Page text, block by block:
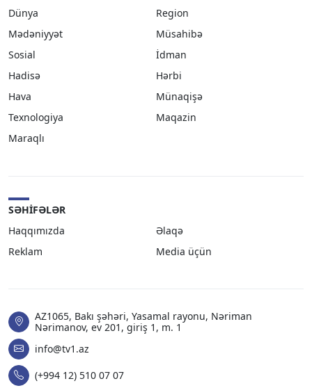
Dünya
Region
Mədəniyyət
Müsahibə
Sosial
İdman
Hadisə
Hərbi
Hava
Münaqişə
Texnologiya
Maqazin
Maraqlı
SƏHIFƏLƏR
Haqqımızda
Əlaqə
Reklam
Media üçün
AZ1065, Bakı şəhəri, Yasamal rayonu, Nəriman
Nərimanov, ev 201, giriş 1, m. 1
info@tv1.az
(+994 12) 510 07 07